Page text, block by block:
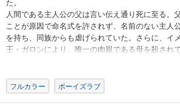
人間である主人公の父は言い伝え通り死に至る。
ことが原因で命名式を許されず、名前のない主人
を持ち、同族からも虐げられていた。さらに、イ
王・ガロンにより、唯一の肉親である母を殺され
らすため、ガロンと体の関係を持ち、自らが持つ
重ね、次第に執着を見せ始めて──？
「お前といると、おかしな気分にさせられる」愛
フルカラー ボーイズラブ